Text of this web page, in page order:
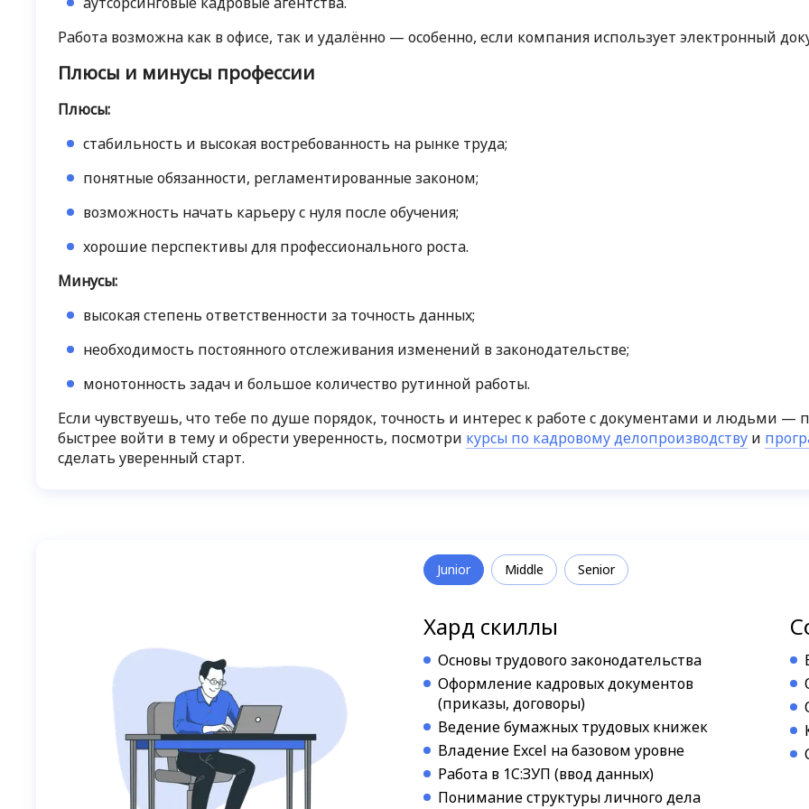
Работа возможна как в офисе, так и удалённо — особенно, если компания использует электронный
Плюсы и минусы профессии
Плюсы:
стабильность и высокая востребованность на рынке труда;
понятные обязанности, регламентированные законом;
возможность начать карьеру с нуля после обучения;
хорошие перспективы для профессионального роста.
Минусы:
высокая степень ответственности за точность данных;
необходимость постоянного отслеживания изменений в законодательстве;
монотонность задач и большое количество рутинной работы.
Если чувствуешь, что тебе по душе порядок, точность и интерес к работе с документами и людьми —
быстрее войти в тему и обрести уверенность, посмотри курсы по кадровому делопроизводству и
сделать уверенный старт.
Junior Middle Senior
Хард скиллы
Основы трудового законодательства
Оформление кадровых документов
(приказы, договоры)
Ведение бумажных трудовых книжек
Владение Excel на базовом уровне
Работа в 1С:ЗУП (ввод данных)
Понимание структуры личного дела